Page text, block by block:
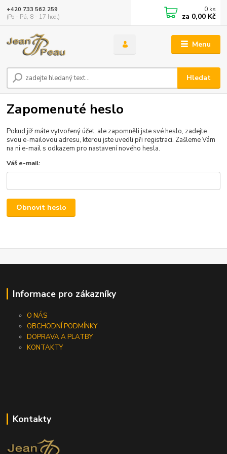
Menu
Hledat
+420 733 562 259
(Po - Pá, 8 - 17 hod.)
0 ks
za 0,00 Kč
Zapomenuté heslo
Pokud již máte vytvořený účet, ale zapomněli jste své heslo, zadejte
svou e-mailovou adresu, kterou jste uvedli při registraci. Zašleme Vám
na ni e-mail s odkazem pro nastavení nového hesla.
Váš e-mail:
Obnovit heslo
Informace pro zákazníky
O NÁS
OBCHODNÍ PODMÍNKY
DOPRAVA A PLATBY
KONTAKTY
Kontakty